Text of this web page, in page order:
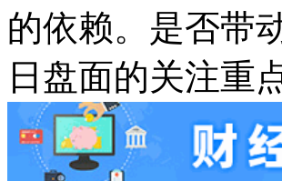
的依赖。是否带
日盘面的关注重